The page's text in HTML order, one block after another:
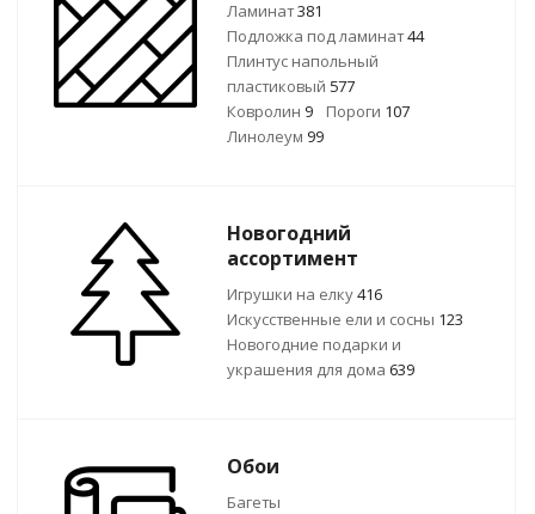
Ламинат381
Подложка под ламинат44
Плинтус напольный
пластиковый 577
Ковролин 9 Пороги 107
Линолеум 99
Новогодний
ассортимент
Игрушки на елку416
Искусственные ели и сосны 123
Новогодние подарки и
украшения для дома 639
Обои
Багеты